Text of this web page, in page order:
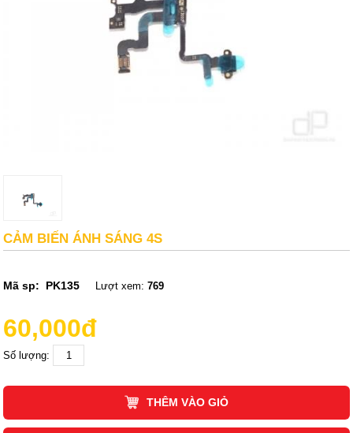
CẢM BIẾN ÁNH SÁNG 4S
Mã sp: PK135 Lượt xem:769
60,000đ
Số lượng:
THÊM VÀO GIỎ